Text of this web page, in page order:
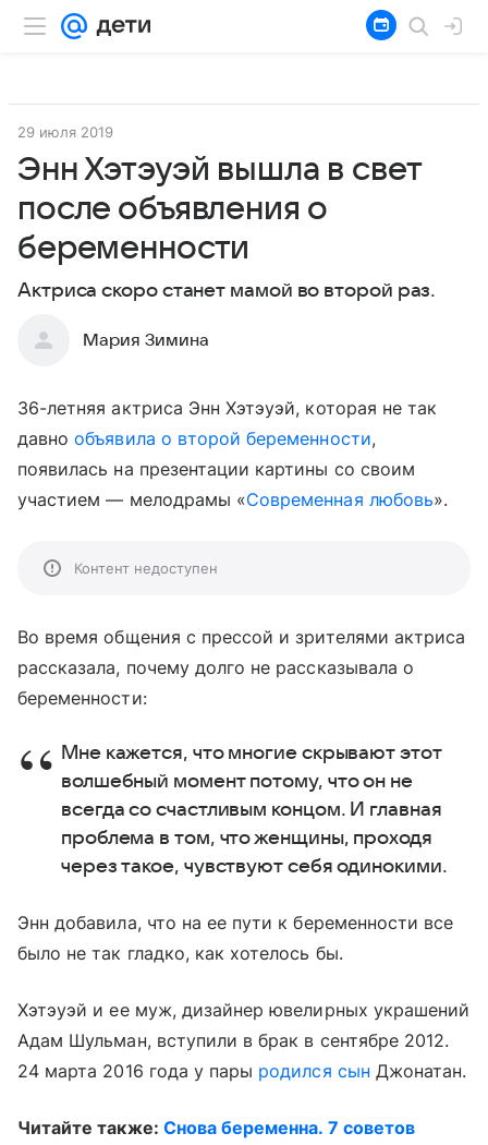
29 июля 2019
Энн Хэтэуэй вышла в свет
после объявления о
беременности
Актриса скоро станет мамой во второй раз.
Мария Зимина
36-летняя актриса Энн Хэтэуэй, которая не так
давнообъявила о второй беременности,
появилась на презентации картины со своим
участием — мелодрамы «Современная любовь».
Контент недоступен
Во время общения с прессой и зрителями актриса
рассказала, почему долго не рассказывала о
беременности:
Мне кажется, что многие скрывают этот
волшебный момент потому, что он не
всегда со счастливым концом. И главная
проблема в том, что женщины, проходя
через такое, чувствуют себя одинокими.
Энн добавила, что на ее пути к беременности все
было не так гладко, как хотелось бы.
Хэтэуэй и ее муж, дизайнер ювелирных украшений
Адам Шульман, вступили в брак в сентябре 2012.
24 марта 2016 года у пары родился сынДжонатан.
Читайте также: Снова беременна. 7 советов